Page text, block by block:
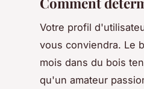
Votre profil
vous conviendra. Le
mois dans du bois
qu'un amateur